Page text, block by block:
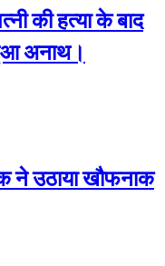
की हत्या के बाद
अनाथ।
ने उठाया खौफनाक